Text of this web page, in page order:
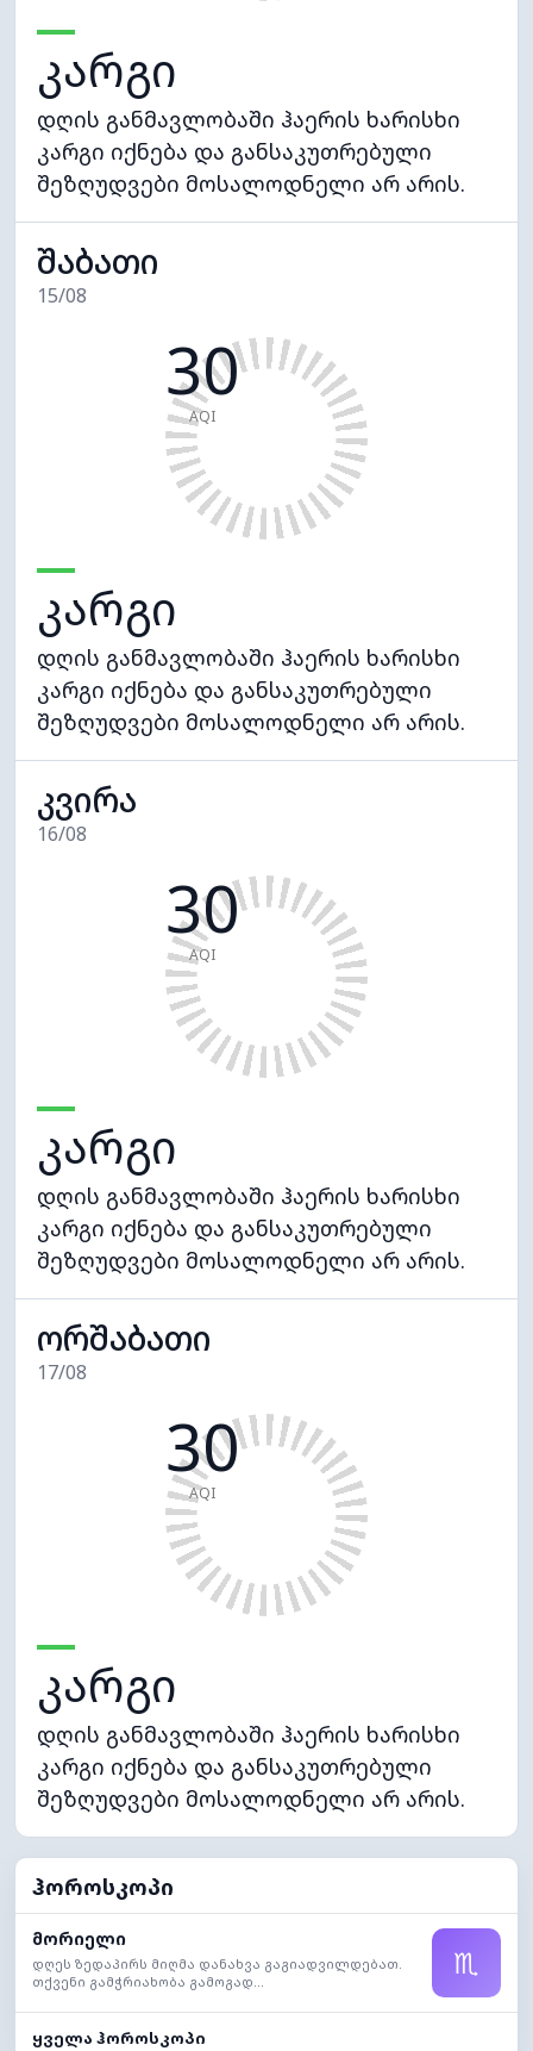
კარგი
დღის განმავლობაში ჰაერის ხარისხი
კარგი იქნება და განსაკუთრებული
შეზღუდვები მოსალოდნელი არ არის.
შაბათი
15/08
30
AQI
კარგი
დღის განმავლობაში ჰაერის ხარისხი
კარგი იქნება და განსაკუთრებული
შეზღუდვები მოსალოდნელი არ არის.
კვირა
16/08
30
AQI
კარგი
დღის განმავლობაში ჰაერის ხარისხი
კარგი იქნება და განსაკუთრებული
შეზღუდვები მოსალოდნელი არ არის.
ორშაბათი
17/08
30
AQI
კარგი
დღის განმავლობაში ჰაერის ხარისხი
კარგი იქნება და განსაკუთრებული
შეზღუდვები მოსალოდნელი არ არის.
ჰოროსკოპი
მორიელი
დღეს ზედაპირს მიღმა დანახვა გაგიადვილდებათ.
თქვენი გამჭრიახობა გამოგად...
♏
ყველა ჰოროსკოპი